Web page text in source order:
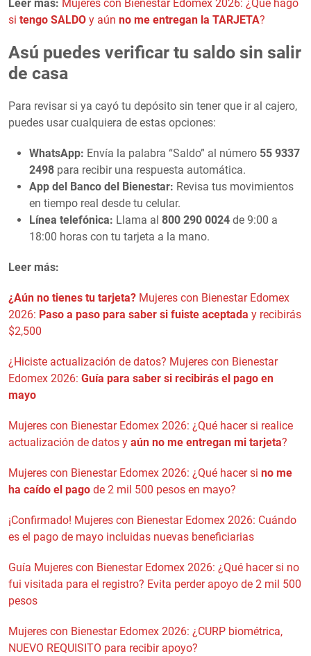
Leer más: Mujeres con Bienestar Edomex 2026: ¿Qué hago
si tengo SALDO y aún no me entregan la TARJETA?
Asú puedes verificar tu saldo sin salir
de casa
Para revisar si ya cayó tu depósito sin tener que ir al cajero,
puedes usar cualquiera de estas opciones:
WhatsApp: Envía la palabra “Saldo” al número 55 9337
2498 para recibir una respuesta automática.
App del Banco del Bienestar: Revisa tus movimientos
en tiempo real desde tu celular.
Línea telefónica: Llama al 800 290 0024 de 9:00 a
18:00 horas con tu tarjeta a la mano.
Leer más:
¿Aún no tienes tu tarjeta? Mujeres con Bienestar Edomex
2026: Paso a paso para saber si fuiste aceptada y recibirás
$2,500
¿Hiciste actualización de datos? Mujeres con Bienestar
Edomex 2026: Guía para saber si recibirás el pago en
mayo
Mujeres con Bienestar Edomex 2026: ¿Qué hacer si realice
actualización de datos y aún no me entregan mi tarjeta?
Mujeres con Bienestar Edomex 2026: ¿Qué hacer si no me
ha caído el pago de 2 mil 500 pesos en mayo?
¡Confirmado! Mujeres con Bienestar Edomex 2026: Cuándo
es el pago de mayo incluidas nuevas beneficiarias
Guía Mujeres con Bienestar Edomex 2026: ¿Qué hacer si no
fui visitada para el registro? Evita perder apoyo de 2 mil 500
pesos
Mujeres con Bienestar Edomex 2026: ¿CURP biométrica,
NUEVO REQUISITO para recibir apoyo?